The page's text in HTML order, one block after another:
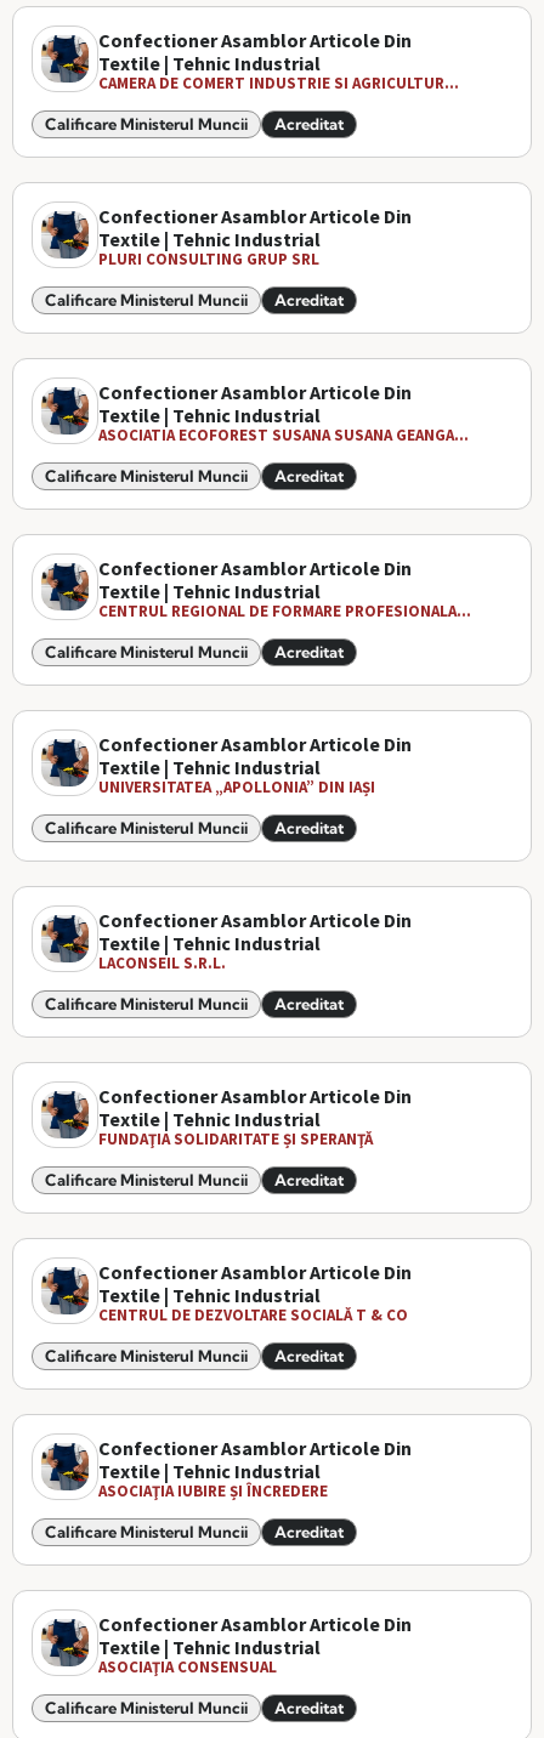
Confectioner Asamblor Articole Din
Textile | Tehnic Industrial
CAMERA DE COMERT INDUSTRIE SI AGRICULTUR...
Calificare Ministerul Muncii Acreditat
Confectioner Asamblor Articole Din
Textile | Tehnic Industrial
PLURI CONSULTING GRUP SRL
Calificare Ministerul Muncii Acreditat
Confectioner Asamblor Articole Din
Textile | Tehnic Industrial
ASOCIATIA ECOFOREST SUSANA SUSANA GEANGA...
Calificare Ministerul Muncii Acreditat
Confectioner Asamblor Articole Din
Textile | Tehnic Industrial
CENTRUL REGIONAL DE FORMARE PROFESIONALA...
Calificare Ministerul Muncii Acreditat
Confectioner Asamblor Articole Din
Textile | Tehnic Industrial
UNIVERSITATEA „APOLLONIA” DIN IAȘI
Calificare Ministerul Muncii Acreditat
Confectioner Asamblor Articole Din
Textile | Tehnic Industrial
LACONSEIL S.R.L.
Calificare Ministerul Muncii Acreditat
Confectioner Asamblor Articole Din
Textile | Tehnic Industrial
FUNDAŢIA SOLIDARITATE ȘI SPERANŢĂ
Calificare Ministerul Muncii Acreditat
Confectioner Asamblor Articole Din
Textile | Tehnic Industrial
CENTRUL DE DEZVOLTARE SOCIALĂ T & CO
Calificare Ministerul Muncii Acreditat
Confectioner Asamblor Articole Din
Textile | Tehnic Industrial
ASOCIAŢIA IUBIRE ȘI ÎNCREDERE
Calificare Ministerul Muncii Acreditat
Confectioner Asamblor Articole Din
Textile | Tehnic Industrial
ASOCIAŢIA CONSENSUAL
Calificare Ministerul Muncii Acreditat